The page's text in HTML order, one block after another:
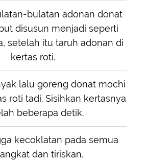
bulatan adonan donat
disusun menjadi seperti
setelah itu taruh adonan di
kertas roti.
lalu goreng donat mochi
roti tadi. Sisihkan kertasnya
beberapa detik.
kecoklatan pada semua
dan tiriskan.